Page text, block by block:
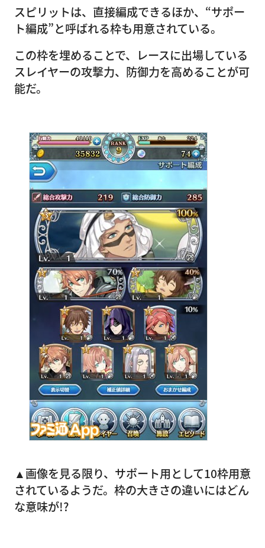
スピリットは、直接編成できるほか、“サポー
ト編成”と呼ばれる枠も用意されている。
この枠を埋めることで、レースに出場している
スレイヤーの攻撃力、防御力を高めることが可
能だ。
▲画像を見る限り、サポート用として10枠用意
されているようだ。枠の大きさの違いにはどん
な意味が!?